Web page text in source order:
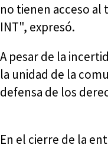
no tienen acceso al
INT", expresó.
A pesar de la
la unidad de la
defensa de los
En el cierre de la